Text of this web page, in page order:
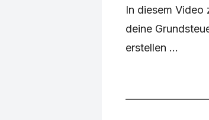
In diesem Video
deine
erstellen ...